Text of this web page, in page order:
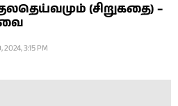
(சிறுகதை) –
2024, 3:15 PM